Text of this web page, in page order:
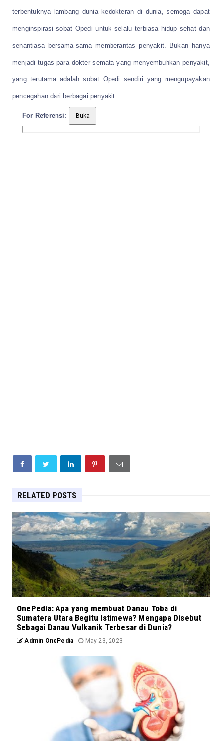
terbentuknya lambang dunia kedokteran di dunia, semoga dapat
menginspirasi sobat Opedi untuk selalu terbiasa hidup sehat dan
senantiasa bersama-sama memberantas penyakit. Bukan hanya
menjadi tugas para dokter semata yang menyembuhkan penyakit,
yang terutama adalah sobat Opedi sendiri yang mengupayakan
pencegahan dari berbagai penyakit.
For Referensi :
RELATED POSTS
OnePedia: Apa yang membuat Danau Toba di
Sumatera Utara Begitu Istimewa? Mengapa Disebut
Sebagai Danau Vulkanik Terbesar di Dunia?
Admin OnePedia May 23, 2023